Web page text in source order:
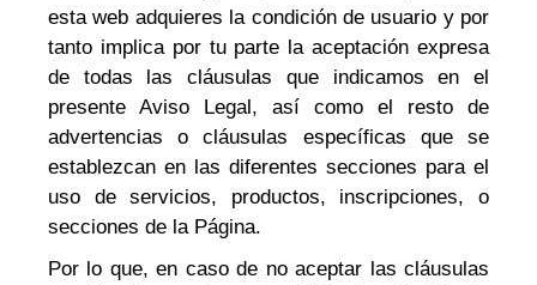
esta web adquieres la condición de usuario y por
tanto implica por tu parte la aceptación expresa
de todas las cláusulas que indicamos en el
presente Aviso Legal, así como el resto de
advertencias o cláusulas específicas que se
establezcan en las diferentes secciones para el
uso de servicios, productos, inscripciones, o
secciones de la Página.
Por lo que, en caso de no aceptar las cláusulas